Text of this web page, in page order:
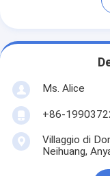
Ms. Alice
+86-
Villaggio di
Neihuang,